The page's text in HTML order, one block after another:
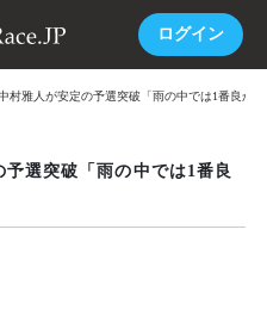
ログイン
村雅人が安定の予選突破「雨の中では1番良か
予選突破「雨の中では1番良